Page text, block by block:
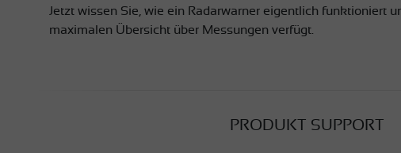
Jetzt wissen Sie, wie ein Radarwarner eigentlich funktioniert
maximalen Übersicht über Messungen verfügt.
PRODUKT SUPPORT